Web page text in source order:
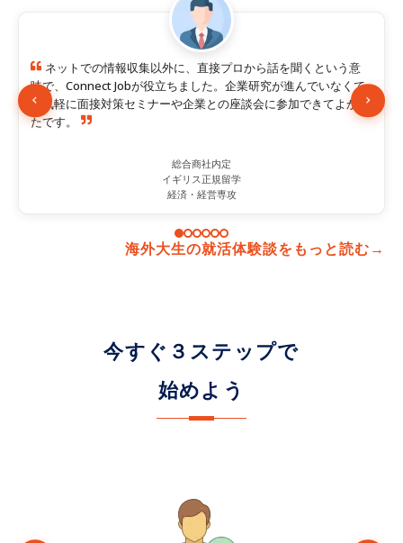
ネットでの情報収集以外に、直接プロから話を聞くという意
味で、Connect Jobが役立ちました。企業研究が進んでいなくて
も気軽に面接対策セミナーや企業との座談会に参加できてよかっ
たです。
総合商社内定
イギリス正規留学
経済・経営専攻
海外大生の就活体験談をもっと読む→
今すぐ３ステップで
始めよう